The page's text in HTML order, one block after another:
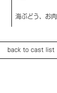
海ぶどう、お肉
back to cast list